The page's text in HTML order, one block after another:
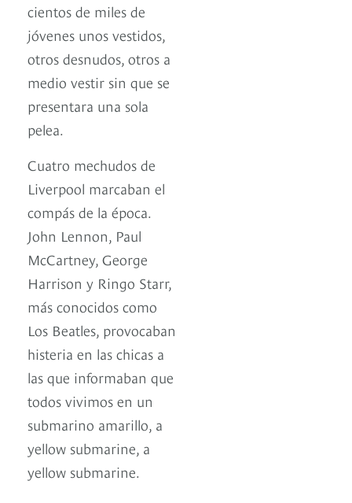
cientos de miles de
jóvenes unos vestidos,
otros desnudos, otros a
medio vestir sin que se
presentara una sola
pelea.
Cuatro mechudos de
Liverpool marcaban el
compás de la época.
John Lennon, Paul
McCartney, George
Harrison y Ringo Starr,
más conocidos como
Los Beatles, provocaban
histeria en las chicas a
las que informaban que
todos vivimos en un
submarino amarillo, a
yellow submarine, a
yellow submarine.